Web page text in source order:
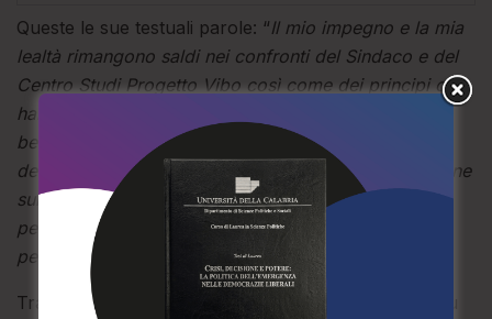
Queste le sue testuali parole: “Il mio impegno e la mia
lealtà rimangono saldi nei confronti del Sindaco e del
Centro Studi Progetto Vibo così come dei principi che
hanno sempre guidato la nostra azione politica a
beneficio della comunità vibonese. La sottoscrizione
del documento non ha e non avrà alcuna ripercussione
sulla mia collocazione politica attuale e sul mio
percorso all’interno del mio gruppo di appartenenza
per l’intera consiliatura
Tra i tanti appuntamenti previsti a Torino, uno dei più